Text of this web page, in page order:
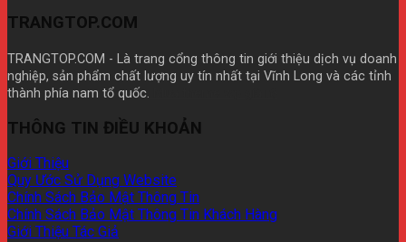
TRANGTOP.COM
TRANGTOP.COM - Là trang cổng thông tin giới thiệu dịch vụ doanh
nghiệp, sản phẩm chất lượng uy tín nhất tại Vĩnh Long và các tỉnh
thành phía nam tổ quốc.
THÔNG TIN ĐIỀU KHOẢN
Giới Thiệu
Quy Ước Sử Dụng Website
Chính Sách Bảo Mật Thông Tin
Chính Sách Bảo Mật Thông Tin Khách Hàng
Giới Thiệu Tác Giả